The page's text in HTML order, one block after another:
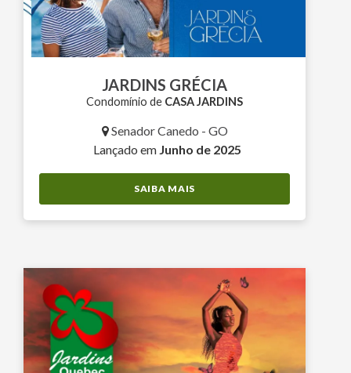
JARDINS GRÉCIA
Condomínio de CASA JARDINS
Senador Canedo - GO
Lançado em Junho de 2025
SAIBA MAIS